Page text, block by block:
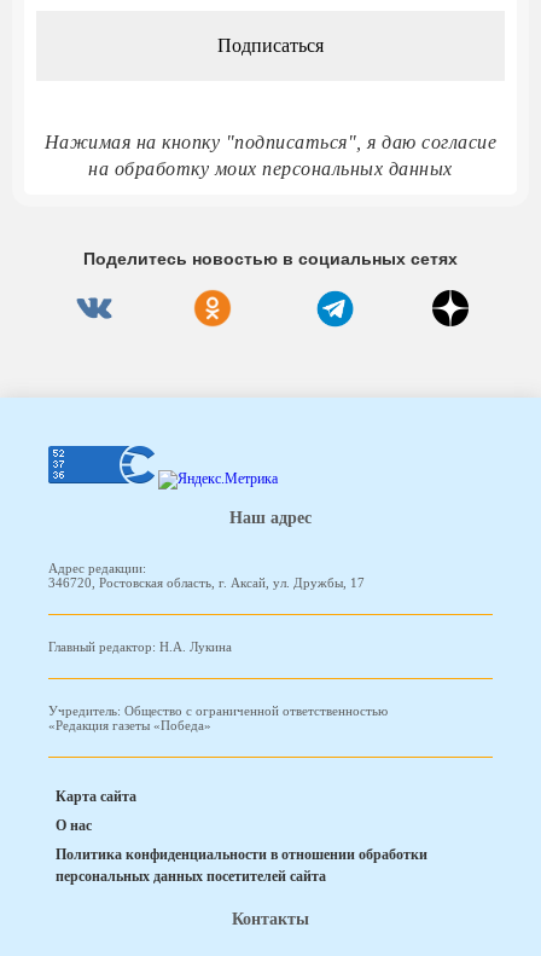
Нажимая на кнопку "подписаться", я даю согласие
на обработку моих персональных данных
Поделитесь новостью в социальных сетях
Наш адрес
Адрес редакции:
346720, Ростовская область, г. Аксай, ул. Дружбы, 17
Главный редактор: Н.А. Лукина
Учредитель: Общество с ограниченной ответственностью
«Редакция газеты «Победа»
Карта сайта
О нас
Политика конфиденциальности в отношении обработки
персональных данных посетителей сайта
Контакты